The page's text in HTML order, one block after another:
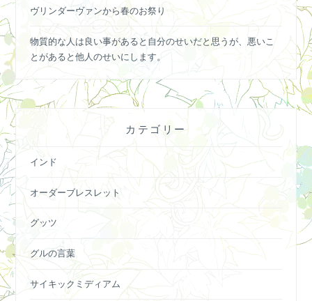
ヴリンダーヴァンから春のお祭り
物質的な人は良い事があると自分のせいだと思うが、悪いこ
とがあると他人のせいにします。
カテゴリー
インド
オーダーブレスレット
グッツ
グルの言葉
サイキックミディアム